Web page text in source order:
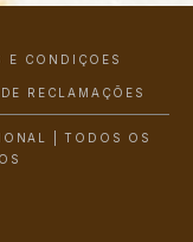
E CONDIÇÕES
RECLAMAÇÕES
| TODOS OS